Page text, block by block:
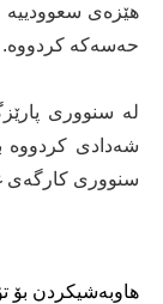
هێزه‌ی سعوودییه‌
حه‌سه‌كه‌ كردووه‌.
له‌ سنووری
شه‌دادی كردووه‌
سنووری كارگه‌ی
هاوبەشیکردن بۆ